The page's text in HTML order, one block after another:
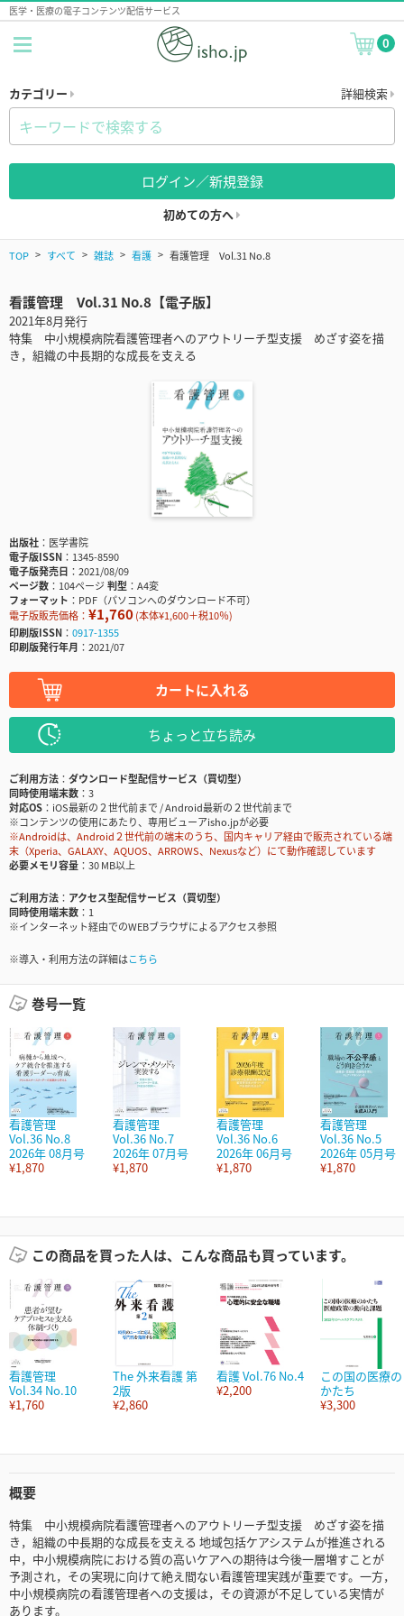
医学・医療の電子コンテンツ配信サービス
0
カテゴリー 詳細検索
ログイン／新規登録
初めての方へ
TOP すべて 雑誌 看護 看護管理 Vol.31 No.8
看護管理 Vol.31 No.8【電子版】
2021年8月発行
特集 中小規模病院看護管理者へのアウトリーチ型支援 めざす姿を描
き，組織の中長期的な成長を支える
出版社
医学書院
電子版ISSN
1345-8590
電子版発売日
2021/08/09
ページ数
104ページ判型
A4変
フォーマット
PDF（パソコンへのダウンロード不可）
電子版販売価格： ¥1,760(本体¥1,600＋税10％)
印刷版ISSN
0917-1355
印刷版発行年月
2021/07
カートに入れる
ちょっと立ち読み
ご利用方法
ダウンロード型配信サービス（買切型）
同時使用端末数
3
対応OS
iOS最新の２世代前まで / Android最新の２世代前まで
※コンテンツの使用にあたり、専用ビューアisho.jpが必要
※Androidは、Android２世代前の端末のうち、国内キャリア経由で販売されている端
末（Xperia、GALAXY、AQUOS、ARROWS、Nexusなど）にて動作確認しています
必要メモリ容量
30 MB以上
ご利用方法
アクセス型配信サービス（買切型）
同時使用端末数
1
※インターネット経由でのWEBブラウザによるアクセス参照
※導入・利用方法の詳細はこちら
巻号一覧
看護管理
Vol.36 No.8
2026年 08月号
¥1,870
看護管理
Vol.36 No.7
2026年 07月号
¥1,870
看護管理
Vol.36 No.6
2026年 06月号
¥1,870
看護管理
Vol.36 No.5
2026年 05月号
¥1,870
この商品を買った人は、こんな商品も買っています。
看護管理
Vol.34 No.10
¥1,760
The 外来看護 第
2版
¥2,860
看護 Vol.76 No.4
¥2,200
この国の医療の
かたち
¥3,300
概要
特集 中小規模病院看護管理者へのアウトリーチ型支援 めざす姿を描
き，組織の中長期的な成長を支える 地域包括ケアシステムが推進される
中，中小規模病院における質の高いケアへの期待は今後一層増すことが
予測され，その実現に向けて絶え間ない看護管理実践が重要です。一方，
中小規模病院の看護管理者への支援は，その資源が不足している実情が
あります。